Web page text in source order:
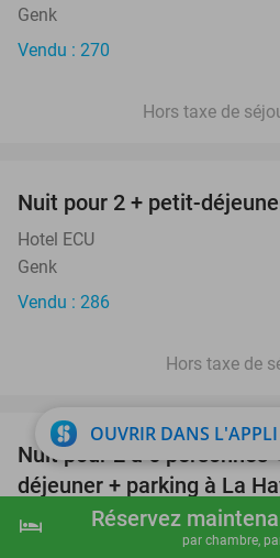
shopping_cart Réserver
hotel Réservez
par chambre,
Genk
Vendu : 270
Hors taxe de
Nuit pour 2 + petit-
Hotel ECU
Genk
Vendu : 286
Hors taxe de
Nuit pour 2 à 6 personnes
déjeuner + parking à La
The Hague Teleport Hotel
OUVRIR DANS L'APPLI